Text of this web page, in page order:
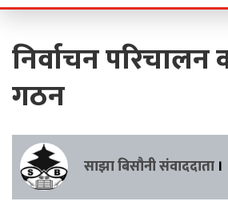
निर्वाचन परिचालन
गठन
साझा बिसौनी संवाददाता ।